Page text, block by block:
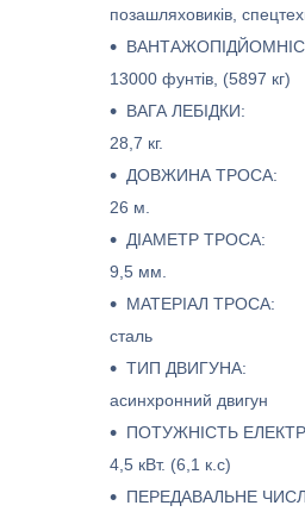
позашляховиків,
13000 фунтів, (5897 кг)
ВАГА ЛЕБІДКИ:
28,7 кг.
ДОВЖИНА ТРОСА:
26 м.
ДІАМЕТР ТРОСА:
9,5 мм.
МАТЕРІАЛ ТРОСА:
сталь
ТИП ДВИГУНА:
асинхронний двигун
ПОТУЖНІСТЬ
4,5 кВт. (6,1 к.с)
ПЕРЕДАВАЛЬНЕ